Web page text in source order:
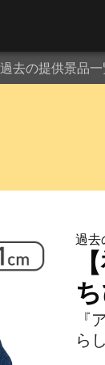
過去の提供景品一
過去
『
ら